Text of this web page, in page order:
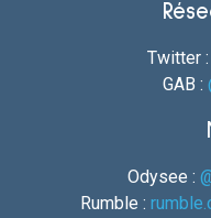
Twitter :
GAB :
Odysee :
Rumble :